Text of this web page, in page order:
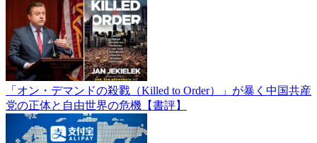
「オン・デマンドの殺戮（Killed to Order）」が暴く中国共産
党の正体と自由世界の危機【書評】